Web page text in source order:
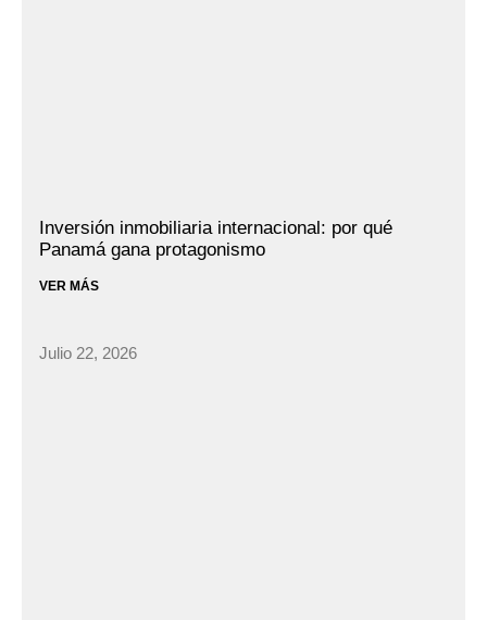
Inversión inmobiliaria internacional: por qué
Panamá gana protagonismo
VER MÁS
Julio 22, 2026